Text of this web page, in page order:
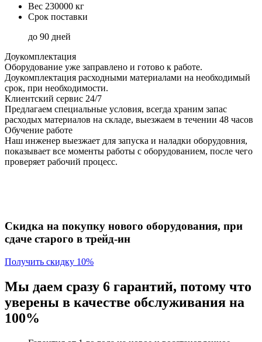
Вес 230000 кг
Срок поставки
до 90 дней
Доукомплектация
Оборудование уже заправлено и готово к работе.
Доукомплектация расходными материалами на необходимый
срок, при необходимости.
Клиентский сервис 24/7
Предлагаем специальные условия, всегда храним запас
расходых материалов на складе, выезжаем в течении 48 часов
Обучение работе
Наш инженер выезжает для запуска и наладки оборудовния,
показывает все моменты работы с оборудованием, после чего
проверяет рабочий процесс.
Скидка на покупку нового оборудования, при
сдаче старого в трейд-ин
Получить скидку 10%
Мы даем сразу 6 гарантий, потому что
уверены в качестве обслуживания на
100%